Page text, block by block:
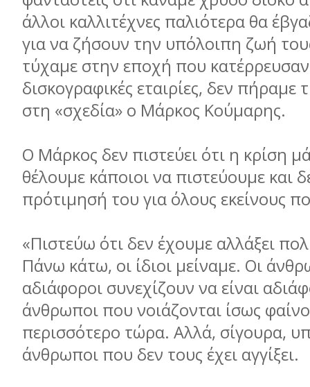
άλλοι καλλιτέχνες παλιότερα θα
για να ζήσουν την υπόλοιπη ζωή
τύχαµε στην εποχή που κατέρρευσαν
δισκογραφικές εταιρίες, δεν πήραµε
στη «σχεδία» ο Μάρκος Κούµαρης.
Ο Μάρκος δεν πιστεύει ότι η κρίση
θέλουµε κάποιοι να πιστεύουµε και
πρότιµησή του για όλους εκείνους
«Πιστεύω ότι δεν έχουµε αλλάξει
Πάνω κάτω, οι ίδιοι µείναµε. Οι
αδιάφοροι συνεχίζουν να είναι
άνθρωποι που νοιάζονται ίσως
περισσότερο τώρα. Αλλά, σίγουρα,
άνθρωποι που δεν τους έχει αγγίξει.